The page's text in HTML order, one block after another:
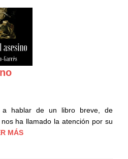
a hablar de un libro breve, de
ha llamado la atención por su
MÁS